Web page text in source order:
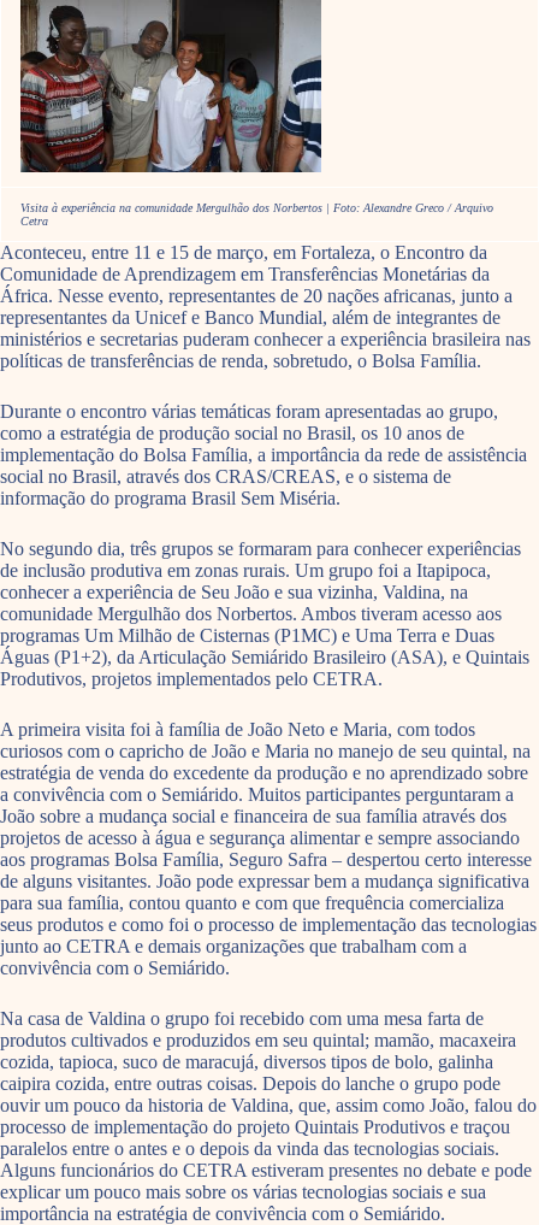
Visita à experiência na comunidade Mergulhão dos Norbertos | Foto: Alexandre Greco / Arquivo
Cetra
Aconteceu, entre 11 e 15 de março, em Fortaleza, o Encontro da
Comunidade de Aprendizagem em Transferências Monetárias da
África. Nesse evento, representantes de 20 nações africanas, junto a
representantes da Unicef e Banco Mundial, além de integrantes de
ministérios e secretarias puderam conhecer a experiência brasileira nas
políticas de transferências de renda, sobretudo, o Bolsa Família.
Durante o encontro várias temáticas foram apresentadas ao grupo,
como a estratégia de produção social no Brasil, os 10 anos de
implementação do Bolsa Família, a importância da rede de assistência
social no Brasil, através dos CRAS/CREAS, e o sistema de
informação do programa Brasil Sem Miséria.
No segundo dia, três grupos se formaram para conhecer experiências
de inclusão produtiva em zonas rurais. Um grupo foi a Itapipoca,
conhecer a experiência de Seu João e sua vizinha, Valdina, na
comunidade Mergulhão dos Norbertos. Ambos tiveram acesso aos
programas Um Milhão de Cisternas (P1MC) e Uma Terra e Duas
Águas (P1+2), da Articulação Semiárido Brasileiro (ASA), e Quintais
Produtivos, projetos implementados pelo CETRA.
A primeira visita foi à família de João Neto e Maria, com todos
curiosos com o capricho de João e Maria no manejo de seu quintal, na
estratégia de venda do excedente da produção e no aprendizado sobre
a convivência com o Semiárido. Muitos participantes perguntaram a
João sobre a mudança social e financeira de sua família através dos
projetos de acesso à água e segurança alimentar e sempre associando
aos programas Bolsa Família, Seguro Safra – despertou certo interesse
de alguns visitantes. João pode expressar bem a mudança significativa
para sua família, contou quanto e com que frequência comercializa
seus produtos e como foi o processo de implementação das tecnologias
junto ao CETRA e demais organizações que trabalham com a
convivência com o Semiárido.
Na casa de Valdina o grupo foi recebido com uma mesa farta de
produtos cultivados e produzidos em seu quintal; mamão, macaxeira
cozida, tapioca, suco de maracujá, diversos tipos de bolo, galinha
caipira cozida, entre outras coisas. Depois do lanche o grupo pode
ouvir um pouco da historia de Valdina, que, assim como João, falou do
processo de implementação do projeto Quintais Produtivos e traçou
paralelos entre o antes e o depois da vinda das tecnologias sociais.
Alguns funcionários do CETRA estiveram presentes no debate e pode
explicar um pouco mais sobre os várias tecnologias sociais e sua
importância na estratégia de convivência com o Semiárido.